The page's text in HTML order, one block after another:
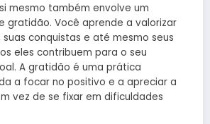
mesmo também envolve um
gratidão. Você aprende a valorizar
suas conquistas e até mesmo seus
eles contribuem para o seu
A gratidão é uma prática
a focar no positivo e a apreciar a
vez de se fixar em dificuldades